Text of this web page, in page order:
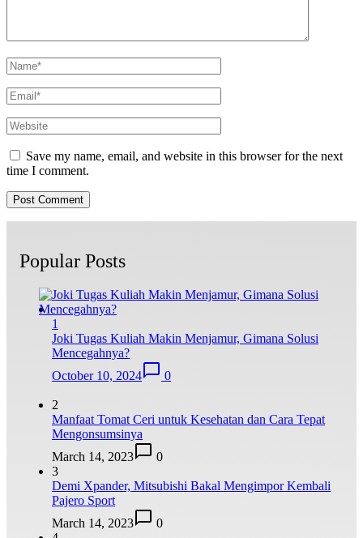
Save my name, email, and website in this browser for the next
time I comment.
Popular Posts
1
Joki Tugas Kuliah Makin Menjamur, Gimana Solusi
Mencegahnya?
October 10, 2024
0
2
Manfaat Tomat Ceri untuk Kesehatan dan Cara Tepat
Mengonsumsinya
March 14, 2023
0
3
Demi Xpander, Mitsubishi Bakal Mengimpor Kembali
Pajero Sport
March 14, 2023
0